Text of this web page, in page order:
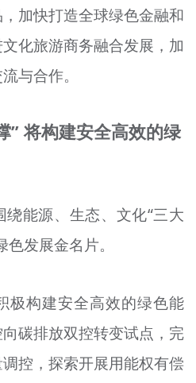
加快打造全球绿色金融和
化旅游商务融合发展，加
与合作。
” 将构建安全高效的绿
能源、生态、文化“三大
发展金名片。
极构建安全高效的绿色能
碳排放双控转变试点，完
控，探索开展用能权有偿